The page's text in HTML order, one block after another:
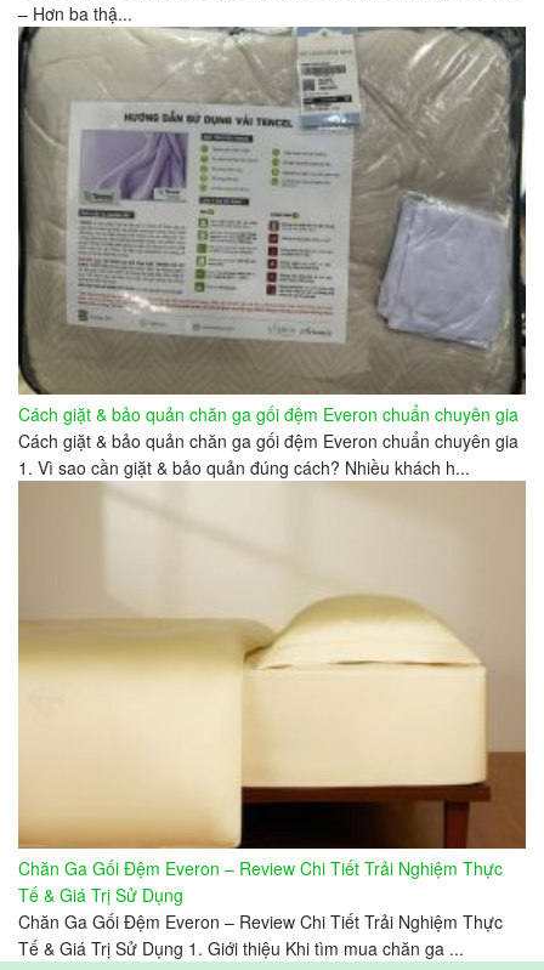
– Hơn ba thậ...
Cách giặt & bảo quản chăn ga gối đệm Everon chuẩn chuyên gia
Cách giặt & bảo quản chăn ga gối đệm Everon chuẩn chuyên gia
1. Vì sao cần giặt & bảo quản đúng cách? Nhiều khách h...
Chăn Ga Gối Đệm Everon – Review Chi Tiết Trải Nghiệm Thực
Tế & Giá Trị Sử Dụng
Chăn Ga Gối Đệm Everon – Review Chi Tiết Trải Nghiệm Thực
Tế & Giá Trị Sử Dụng 1. Giới thiệu Khi tìm mua chăn ga ...